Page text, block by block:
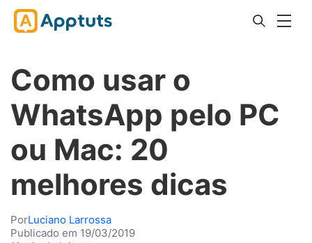
Como usar o
WhatsApp pelo PC
ou Mac: 20
melhores dicas
PorLuciano Larrossa
Publicado em 19/03/2019